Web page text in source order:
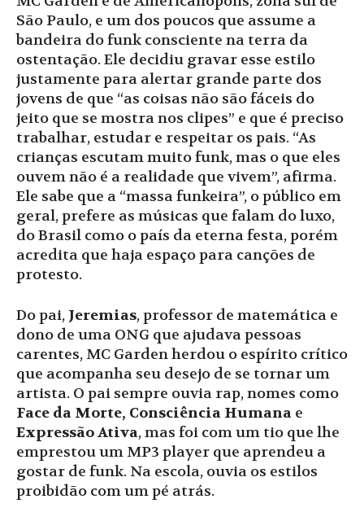
São Paulo, e um dos poucos que assume a
bandeira do funk consciente na terra da
ostentação. Ele decidiu gravar esse estilo
justamente para alertar grande parte dos
jovens de que “as coisas não são fáceis do
jeito que se mostra nos clipes” e que é preciso
trabalhar, estudar e respeitar os pais. “As
crianças escutam muito funk, mas o que eles
ouvem não é a realidade que vivem”, afirma.
Ele sabe que a “massa funkeira”, o público em
geral, prefere as músicas que falam do luxo,
do Brasil como o país da eterna festa, porém
acredita que haja espaço para canções de
protesto.
Do pai, Jeremias, professor de matemática e
dono de uma ONG que ajudava pessoas
carentes, MC Garden herdou o espírito crítico
que acompanha seu desejo de se tornar um
artista. O pai sempre ouvia rap, nomes como
Face da Morte, Consciência Humana e
Expressão Ativa, mas foi com um tio que lhe
emprestou um MP3 player que aprendeu a
gostar de funk. Na escola, ouvia os estilos
proibidão com um pé atrás.